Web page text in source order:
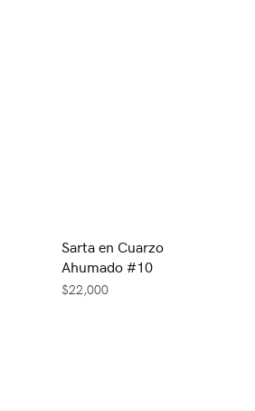
Sarta en Cuarzo
Ahumado #10
$22,000